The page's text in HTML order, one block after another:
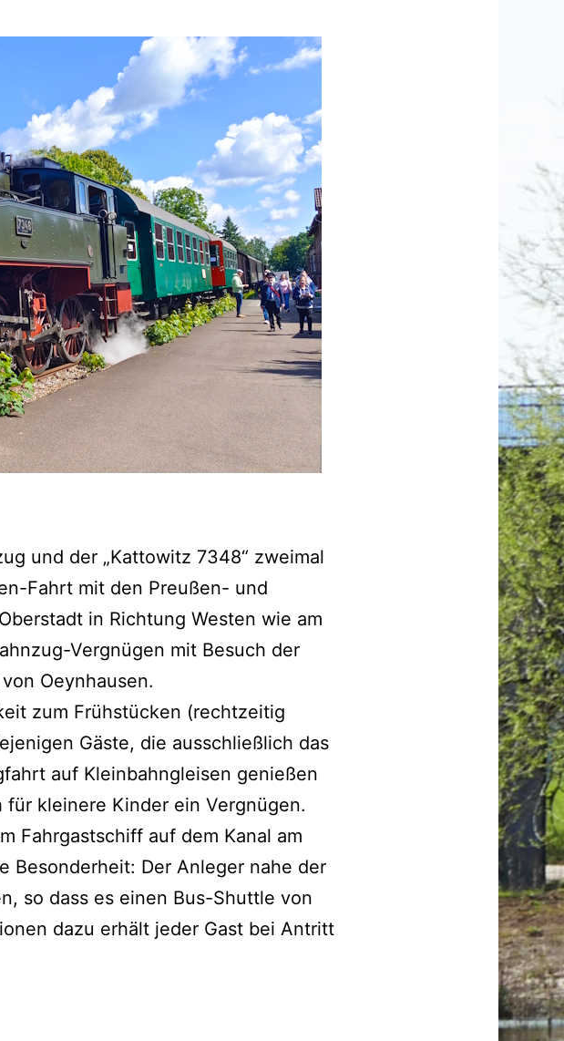
und der „Kattowitz 7348“ zweimal
Fahrt mit den Preußen- und
in Richtung Westen wie am
Vergnügen mit Besuch der
Oeynhausen.
zum Frühstücken (rechtzeitig
Gäste, die ausschließlich das
auf Kleinbahngleisen genießen
kleinere Kinder ein Vergnügen.
Fahrgastschiff auf dem Kanal am
Besonderheit: Der Anleger nahe der
so dass es einen Bus-Shuttle von
dazu erhält jeder Gast bei Antritt